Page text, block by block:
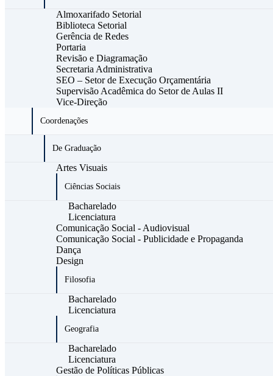
Almoxarifado Setorial
Biblioteca Setorial
Gerência de Redes
Portaria
Revisão e Diagramação
Secretaria Administrativa
SEO – Setor de Execução Orçamentária
Supervisão Acadêmica do Setor de Aulas II
Vice-Direção
Coordenações
De Graduação
Artes Visuais
Ciências Sociais
Bacharelado
Licenciatura
Comunicação Social - Audiovisual
Comunicação Social - Publicidade e Propaganda
Dança
Design
Filosofia
Bacharelado
Licenciatura
Geografia
Bacharelado
Licenciatura
Gestão de Políticas Públicas